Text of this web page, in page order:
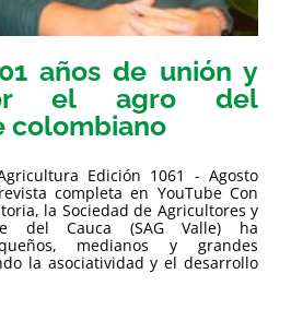
años de unión y
el agro del
colombiano
Edición 1061 - Agosto
completa en YouTube Con
la Sociedad de Agricultores y
del Cauca (SAG Valle) ha
medianos y grandes
la asociatividad y el desarrollo